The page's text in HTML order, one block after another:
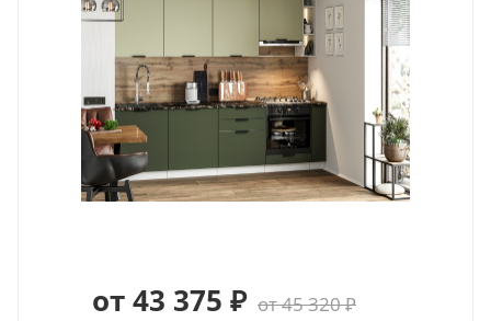
от 43 375 ₽ от 45 320 ₽